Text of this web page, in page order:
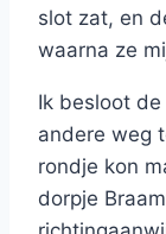
slot zat, en
waarna ze
Ik besloot
andere weg
rondje kon
dorpje